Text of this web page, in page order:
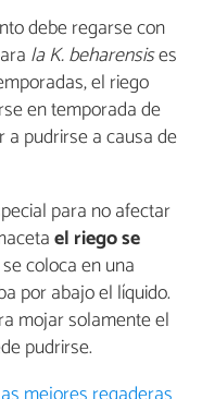
debe regarse con
la K. beharensises
el riego
en temporada de
pudrirse a causa de
para no afectar
el riego se
coloca en una
por abajo el líquido.
mojar solamente el
pudrirse.